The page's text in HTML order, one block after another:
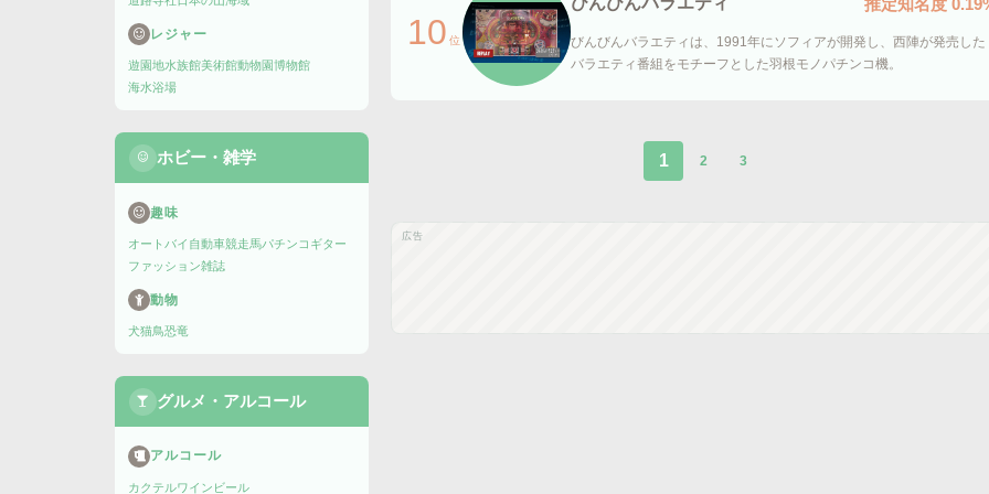
レジャー
遊園地水族館美術館動物園博物館
海水浴場
ホビー・雑学
趣味
オートバイ 自動車競走馬パチンコ ギター
ファッション雑誌
動物
犬猫鳥恐竜
グルメ・アルコール
アルコール
カクテルワイン ビール
10 位
びんびんバラエティは、1991年にソフィアが開発し、西陣が発売した
バラエティ番組をモチーフとした羽根モノパチンコ機。
1 2 3
広告